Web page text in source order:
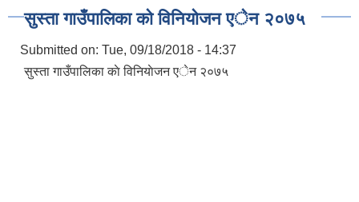
सुस्ता गाउँपालिका काे विनियाेजन एेन २०७५
Submitted on: Tue, 09/18/2018 - 14:37
सुस्ता गाउँपालिका काे विनियाेजन एेन २०७५